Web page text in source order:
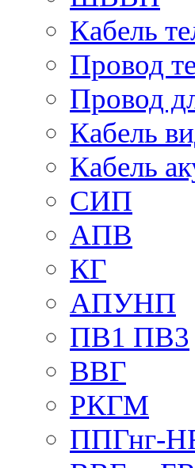
Кабель
Провод
Провод
Кабель
Кабель
СИП
АПВ
КГ
АПУНП
ПВ1 ПВ3
ВВГ
РКГМ
ППГнг-